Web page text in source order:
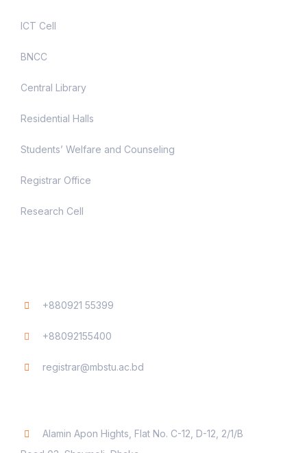
ICT Cell
BNCC
Central Library
Residential Halls
Students’ Welfare and Counseling
Registrar Office
Research Cell
+880921 55399
+88092155400
registrar@mbstu.ac.bd
Alamin Apon Hights, Flat No. C-12, D-12, 2/1/B